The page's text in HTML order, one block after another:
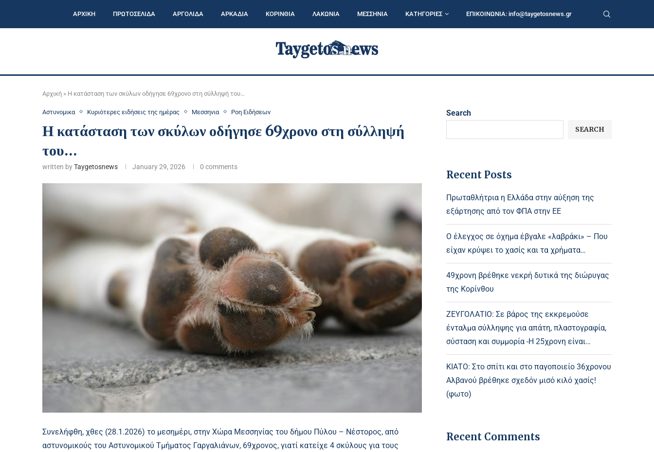
ΑΡΧΙΚΗ ΠΡΩΤΟΣΕΛΙΔΑ ΑΡΓΟΛΙΔΑ ΑΡΚΑΔΙΑ ΚΟΡΙΝΘΙΑ ΛΑΚΩΝΙΑ ΜΕΣΣΗΝΙΑ ΚΑΤΗΓΟΡΙΕΣ ΕΠΙΚΟΙΝΩΝΙΑ: info@taygetosnews.gr
Αρχική » Η κατάσταση των σκύλων οδήγησε 69χρονο στη σύλληψή του…
Αστυνομικα Κυριότερες ειδήσεις της ημέρας Μεσσηνια Ροη Ειδήσεων
Η κατάσταση των σκύλων οδήγησε 69χρονο στη σύλληψή
του…
written byTaygetosnews January 29, 2026 0 comments
Συνελήφθη, χθες (28.1.2026) το μεσημέρι, στην Χώρα Μεσσηνίας του δήμου Πύλου – Νέστορος, από
αστυνομικούς του Αστυνομικού Τμήματος Γαργαλιάνων, 69χρονος, γιατί κατείχε 4 σκύλους για τους
Search
SEARCH
Recent Posts
Πρωταθλήτρια η Ελλάδα στην αύξηση της
εξάρτησης από τον ΦΠΑ στην ΕΕ
Ο έλεγχος σε όχημα έβγαλε «λαβράκι» – Που
είχαν κρύψει το χασίς και τα χρήματα…
49χρονη βρέθηκε νεκρή δυτικά της διώρυγας
της Κορίνθου
ΖΕΥΓΟΛΑΤΙΟ: Σε βάρος της εκκρεμούσε
ένταλμα σύλληψης για απάτη, πλαστογραφία,
σύσταση και συμμορία -Η 25χρονη είναι…
ΚΙΑΤΟ: Στο σπίτι και στο παγοποιείο 36χρονου
Αλβανού βρέθηκε σχεδόν μισό κιλό χασίς!
(φωτο)
Recent Comments